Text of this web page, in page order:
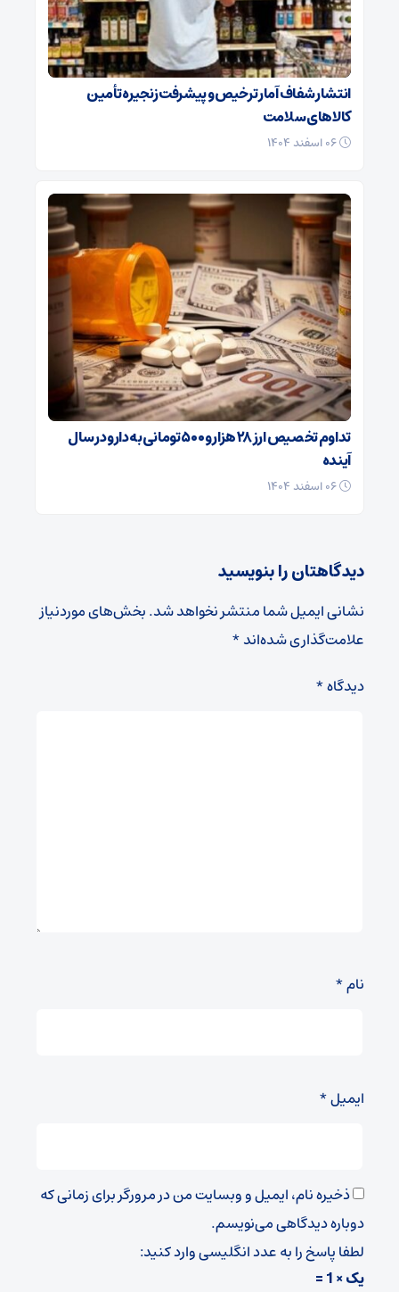
انتشار شفاف آمار ترخیص و پیشرفت زنجیره تأمین
کالاهای سلامت
تداوم تخصیص ارز ۲۸ هزار و ۵۰۰ تومانی به دارو در سال
آینده
دیدگاهتان را بنویسید
نشانی ایمیل شما منتشر نخواهد شد.بخش‌های موردنیاز
علامت‌گذاری شده‌اند*
دیدگاه*
نام*
ایمیل*
ذخیره نام، ایمیل و وبسایت من در مرورگر برای زمانی که
دوباره دیدگاهی می‌نویسم.
لطفا پاسخ را به عدد انگلیسی وارد کنید:
یک × 1 =